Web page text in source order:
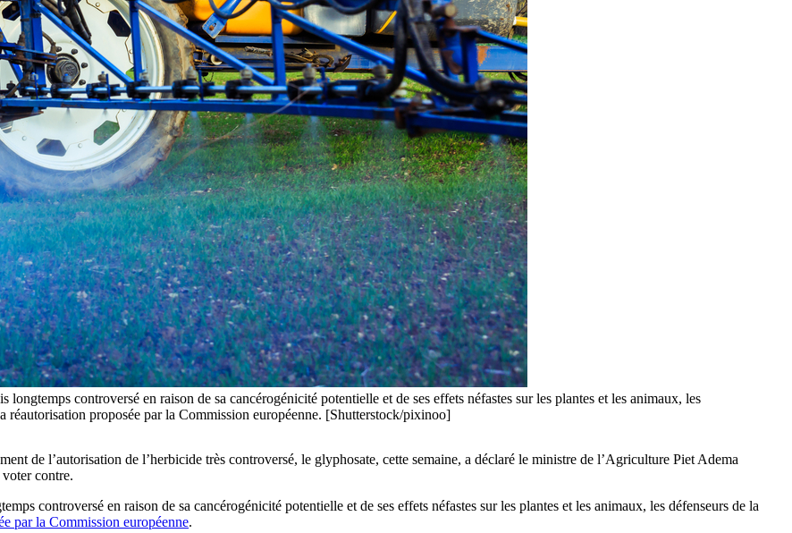
controversé en raison de sa cancérogénicité potentielle et de ses effets néfastes sur les plantes et les animaux, les
réautorisation proposée par la Commission européenne. [Shutterstock/pixinoo]
de l’autorisation de l’herbicide très controversé, le glyphosate, cette semaine, a déclaré le ministre de l’Agriculture Piet Adema
contre.
controversé en raison de sa cancérogénicité potentielle et de ses effets néfastes sur les plantes et les animaux, les défenseurs de la
par la Commission européenne.